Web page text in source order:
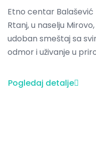
Etno centar Balašević
Rtanj, u naselju
udoban smeštaj sa
odmor i uživanje u
Pogledaj detalje